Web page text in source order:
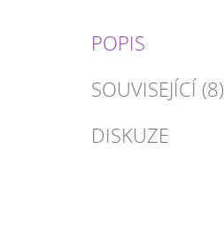
POPIS
SOUVISEJÍCÍ (8)
DISKUZE